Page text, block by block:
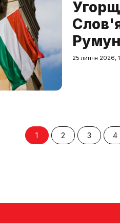
25 липня 2026,
1 2 3 4